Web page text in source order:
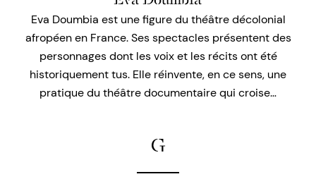
Eva Doumbia est une figure du théâtre décolonial
afropéen en France. Ses spectacles présentent des
personnages dont les voix et les récits ont été
historiquement tus. Elle réinvente, en ce sens, une
pratique du théâtre documentaire qui croise…
G